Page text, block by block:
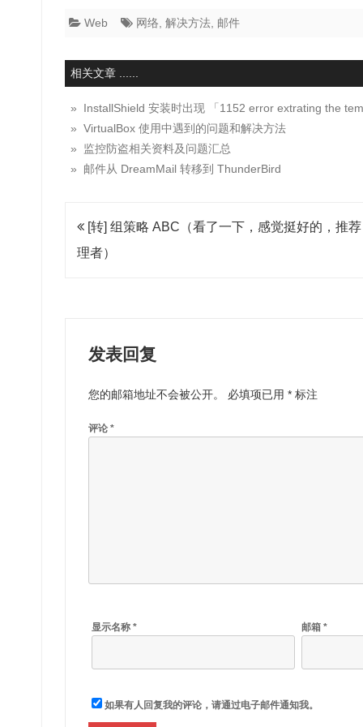
Web 网络 解决方法 邮件
相关文章 ......
» InstallShield 安装时出现 「1152 error extrating the
» VirtualBox 使用中遇到的问题和解决方法
» 监控防盗相关资料及问题汇总
» 邮件从 DreamMail 转移到 ThunderBird
文
章
[转] 组策略 ABC（看了一下，感觉挺好的，推
理者）
发表回复
您的邮箱地址不会被公开。 必填项已用 * 标注
评论 *
显示名称 * 邮箱 *
如果有人回复我的评论，请通过电子邮件通知我。